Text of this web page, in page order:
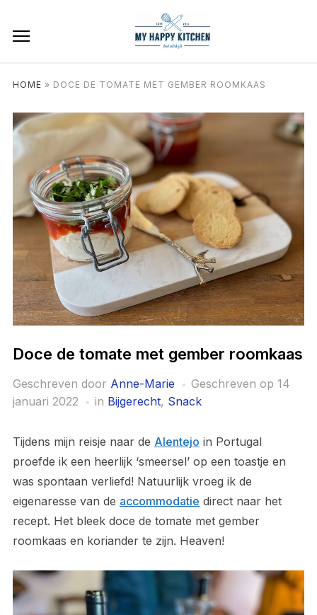
HOME » DOCE DE TOMATE MET GEMBER ROOMKAAS
Doce de tomate met gember roomkaas
Geschreven door Anne-Marie Geschreven op 14
januari 2022
in Bijgerecht, Snack
Tijdens mijn reisje naar de Alentejo in Portugal
proefde ik een heerlijk ‘smeersel’ op een toastje en
was spontaan verliefd! Natuurlijk vroeg ik de
eigenaresse van de accommodatie direct naar het
recept. Het bleek doce de tomate met gember
roomkaas en koriander te zijn. Heaven!